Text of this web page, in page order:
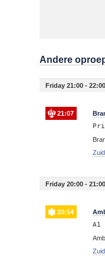
Andere
Friday 21:00 - 22:00
21:07
Friday 20:00 - 21:00
20:54
A1